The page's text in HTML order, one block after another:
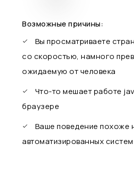
Возможные причины:
Вы просматриваете
со скоростью, намного
ожидаемую от человека
Что-то мешает работе
браузере
Ваше поведение похоже
автоматизированных систем